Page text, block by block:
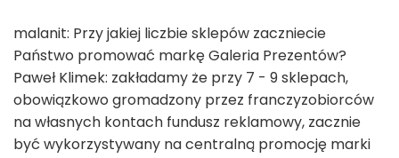
malanit: Przy jakiej liczbie sklepów zaczniecie
Państwo promować markę Galeria Prezentów?
Paweł Klimek: zakładamy że przy 7 - 9 sklepach,
obowiązkowo gromadzony przez franczyzobiorców
na własnych kontach fundusz reklamowy, zacznie
być wykorzystywany na centralną promocję marki